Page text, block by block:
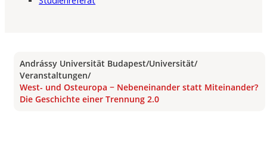
Andrássy Universität Budapest/Universität/
Veranstaltungen/
West- und Osteuropa − Nebeneinander statt Miteinander?
Die Geschichte einer Trennung 2.0